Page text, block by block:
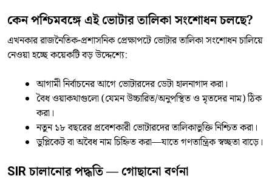
কেন পশ্চিমবঙ্গে এই ভোটার তালিকা সংশোধন চলছে?
এখনকার রাজনৈতিক-প্রশাসনিক প্রেক্ষাপটে ভোটার তালিকা সংশোধন চালিয়ে
নেওয়া হচ্ছে কয়েকটি বড় উদ্দেশ্যে:
আগামী নির্বাচনের আগে ভোটারদের ডেটা হালনাগাদ করা।
বৈধ ওয়াকথাগুলো (যেমন উচ্চারিত/অনুপস্থিত ও মৃতদের নাম) ঠিক
করা।
নতুন ১৮ বছরের প্রবেশকারী ভোটারদের তালিকাভুক্তি নিশ্চিত করা।
ডুপ্লিকেট বা অবৈধ নাম চিহ্নিত করা—যাতে গণতান্ত্রিক স্বচ্ছতা বাড়ে।
SIR চালানোর পদ্ধতি — গোছানো বর্ণনা